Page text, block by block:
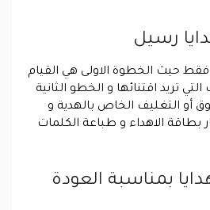
رسيل
حيث الخطوة الاولى هي القيام
التي تريد اقتنائها و الخطو الثانية
أو التغليف الخاص بالهدية و
بطاقة الاهداء و طباعة الكلمات
بمناسبة العودة